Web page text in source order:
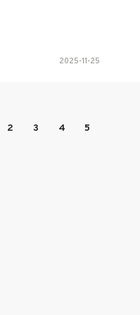
2025-11-25
2 3 4 5